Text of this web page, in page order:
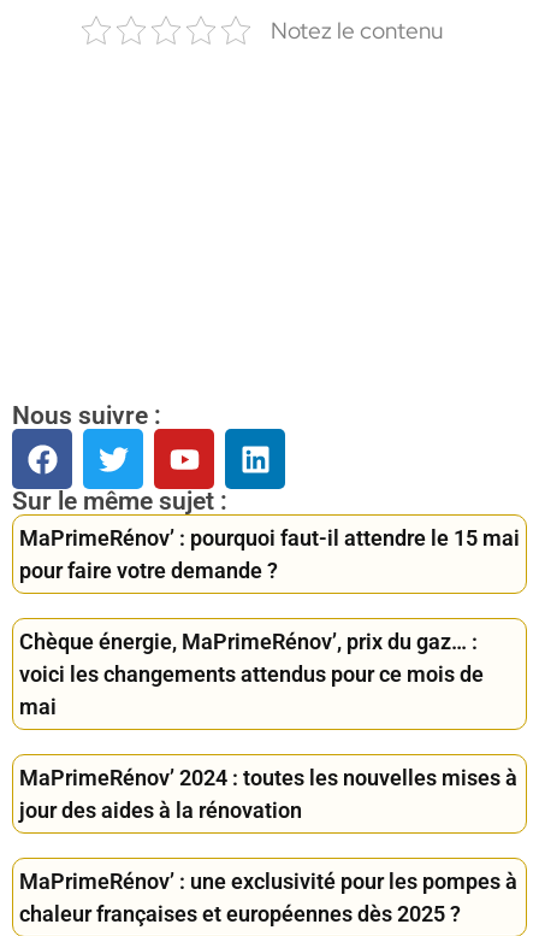
Notez le contenu
Nous suivre :
Sur le même sujet :
MaPrimeRénov’ : pourquoi faut-il attendre le 15 mai
pour faire votre demande ?
Chèque énergie, MaPrimeRénov’, prix du gaz… :
voici les changements attendus pour ce mois de
mai
MaPrimeRénov’ 2024 : toutes les nouvelles mises à
jour des aides à la rénovation
MaPrimeRénov’ : une exclusivité pour les pompes à
chaleur françaises et européennes dès 2025 ?